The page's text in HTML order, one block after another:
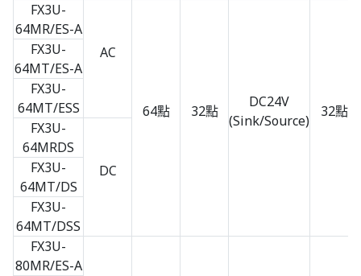
FX3U-
64MR/ES-A
AC
64點 32點
DC24V
(Sink/Source)
32點
FX3U-
64MT/ES-A
FX3U-
64MT/ESS
FX3U-
64MRDS
DC
FX3U-
64MT/DS
FX3U-
64MT/DSS
FX3U-
80MR/ES-A